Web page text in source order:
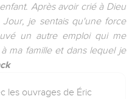
Après avoir crié à Dieu
je sentais qu'une force
un autre emploi qui me
ma famille et dans lequel je
les ouvrages de Éric